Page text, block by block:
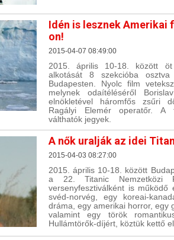
Idén is lesznek
on!
2015-04-07 08:49:00
2015. április 10-18. között
alkotását 8 szekcióba
Budapesten. Nyolc film
melynek odaítéléséről
elnökletével háromfős zsűri
Ragályi Elemér operatőr. A
válthatók jegyek.
A nők uralják az idei
2015-04-03 08:27:00
2015. április 10-18. között
a 22. Titanic Nemzetközi
versenyfesztiválként is
svéd-norvég, egy koreai-
dráma, egy amerikai horror, egy
valamint egy török
Hullámtörők-díjért, köztük kettő